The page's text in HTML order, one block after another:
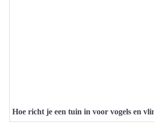
Hoe richt je een tuin in voor vogels en